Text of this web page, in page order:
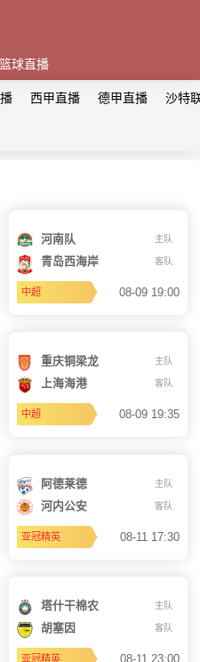
篮球直播
西甲直播 德甲直播 沙特
河南队 主队
青岛西海岸 客队
中超 08-09 19:00
重庆铜梁龙 主队
上海海港 客队
中超 08-09 19:35
阿德莱德 主队
河内公安 客队
亚冠精英 08-11 17:30
塔什干棉农 主队
胡塞因 客队
亚冠精英 08-11 23:00